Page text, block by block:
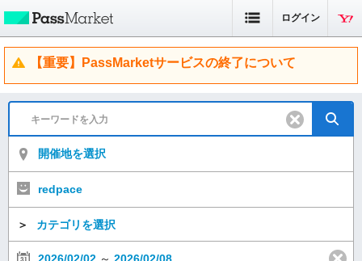
ログイン
【重要】PassMarketサービスの終了について
開催地を選択
redpace
＞ カテゴリを選択